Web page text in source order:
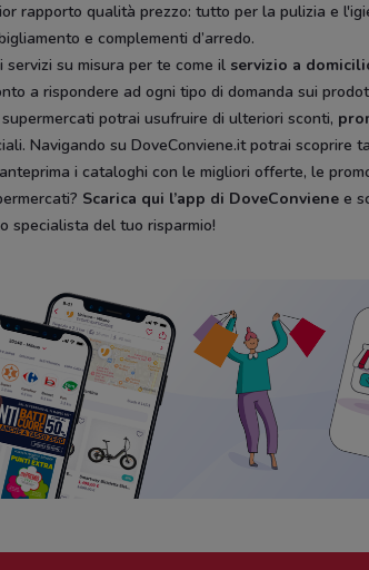
rapporto qualità prezzo: tutto per la pulizia e
e complementi d’arredo.
su misura per te come il servizio a
a rispondere ad ogni tipo di domanda sui
potrai usufruire di ulteriori sconti,
Navigando su DoveConviene.it potrai scoprire
i cataloghi con le migliori offerte, le
Scarica qui l’app di DoveConviene e
specialista del tuo risparmio!